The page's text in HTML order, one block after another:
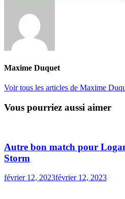
Maxime Duquet
Voir tous les articles de Maxime
Vous pourriez aussi aimer
Autre bon match pour
Storm
février 12, 2023février 12, 2023